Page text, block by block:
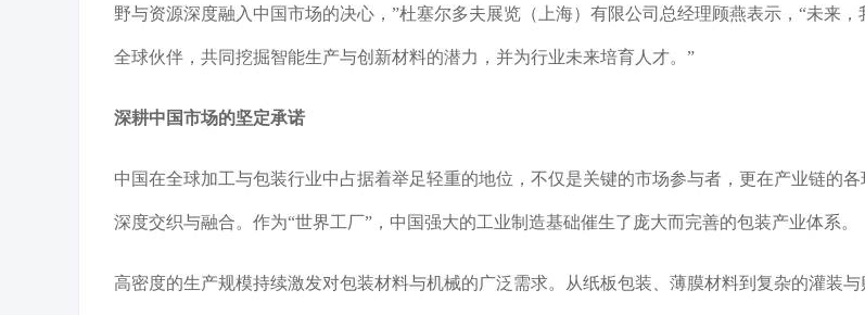
野与资源深度融入中国市场的决心，”杜塞尔多夫展览（上海）有限公司总经理顾燕表示，“未来，
全球伙伴，共同挖掘智能生产与创新材料的潜力，并为行业未来培育人才。”
深耕中国市场的坚定承诺
中国在全球加工与包装行业中占据着举足轻重的地位，不仅是关键的市场参与者，更在产业链的
深度交织与融合。作为“世界工厂”，中国强大的工业制造基础催生了庞大而完善的包装产业体系。
高密度的生产规模持续激发对包装材料与机械的广泛需求。从纸板包装、薄膜材料到复杂的灌装